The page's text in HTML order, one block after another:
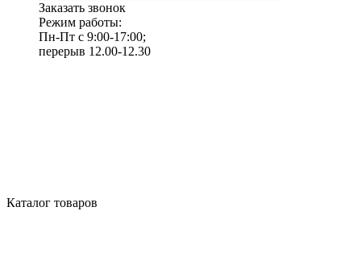
Заказать звонок
Режим работы:
Пн-Пт с 9:00-17:00;
перерыв 12.00-12.30
Каталог товаров